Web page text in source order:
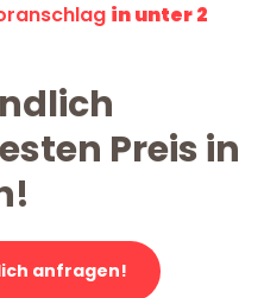
in unter 2
Preis in
anfragen!